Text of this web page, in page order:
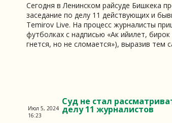
Сегодня в Ленинском райсуде Бишкека
заседание по делу 11 действующих и
Temirov Live. На процесс журналисты
футболках с надписью «Ак ийилет,
гнется, но не сломается»), выразив тем
Суд не стал
делу 11 журналистов
Июл 5, 2024
16:23